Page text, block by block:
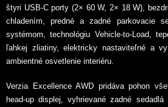
štyri USB-C porty (2× 60 W, 2× 18 W),
chladením, predné a zadné parkovacie
systémom, technológiu Vehicle-to-Load,
ľahkej zliatiny, elektricky nastaviteľné a
ambientné osvetlenie interiéru.
Verzia Excellence AWD pridáva pohon
head-up displej, vyhrievané zadné